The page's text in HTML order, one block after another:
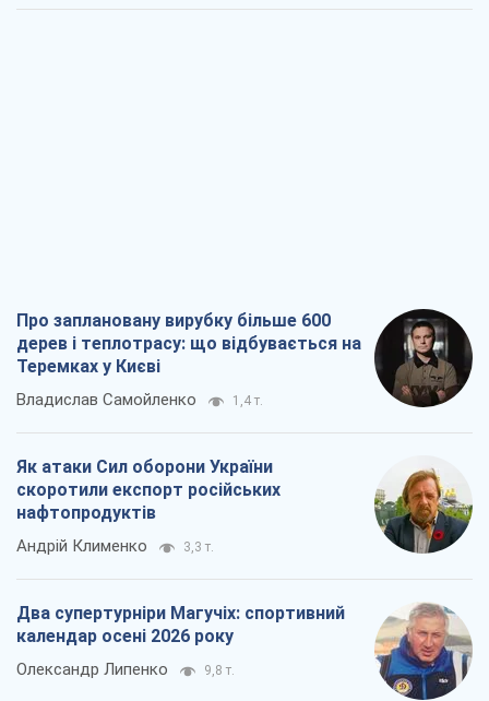
Про заплановану вирубку більше 600
дерев і теплотрасу: що відбувається на
Теремках у Києві
Владислав Самойленко 1,4 т.
Як атаки Сил оборони України
скоротили експорт російських
нафтопродуктів
Андрій Клименко 3,3 т.
Два супертурніри Магучіх: спортивний
календар осені 2026 року
Олександр Липенко 9,8 т.